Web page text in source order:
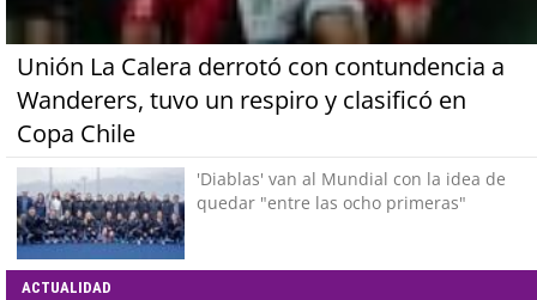
Unión La Calera derrotó con contundencia a
Wanderers, tuvo un respiro y clasificó en
Copa Chile
'Diablas' van al Mundial con la idea de
quedar "entre las ocho primeras"
ACTUALIDAD